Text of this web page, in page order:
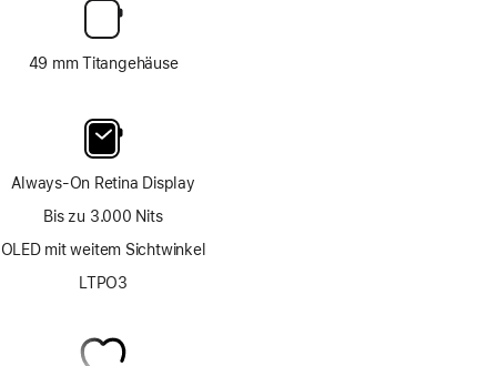
49 mm Titangehäuse
Always-On Retina Display
Bis zu 3.000 Nits
OLED mit weitem Sichtwinkel
LTPO3